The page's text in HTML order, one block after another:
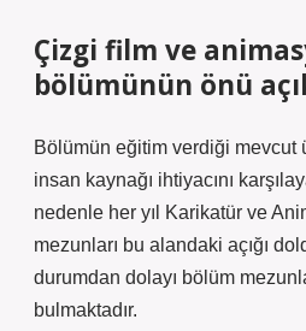
Çizgi film ve
bölümünün önü
Bölümün eğitim verdiği mevcut
insan kaynağı ihtiyacını
nedenle her yıl Karikatür ve
mezunları bu alandaki açığı
durumdan dolayı bölüm
bulmaktadır.